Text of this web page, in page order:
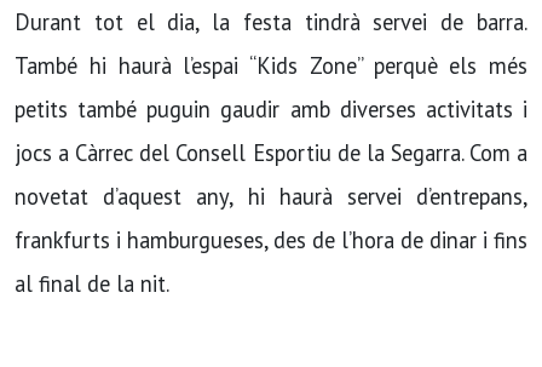
Durant tot el dia, la festa tindrà servei de barra.
També hi haurà l’espai “Kids Zone” perquè els més
petits també puguin gaudir amb diverses activitats i
jocs a Càrrec del Consell Esportiu de la Segarra. Com a
novetat d’aquest any, hi haurà servei d’entrepans,
frankfurts i hamburgueses, des de l’hora de dinar i fins
al final de la nit.